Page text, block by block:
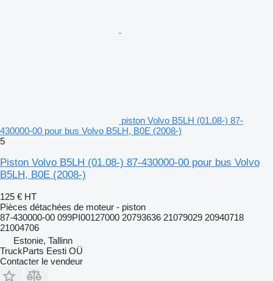
piston Volvo B5LH (01.08-) 87-
430000-00 pour bus Volvo B5LH, B0E (2008-)
5
Piston Volvo B5LH (01.08-) 87-430000-00 pour bus Volvo
B5LH, B0E (2008-)
125 € HT
Pièces détachées de moteur - piston
87-430000-00 099PI00127000 20793636 21079029 20940718
21004706
Estonie, Tallinn
TruckParts Eesti OÜ
Contacter le vendeur